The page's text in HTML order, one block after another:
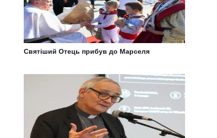
Святіший Отець прибув до Марселя